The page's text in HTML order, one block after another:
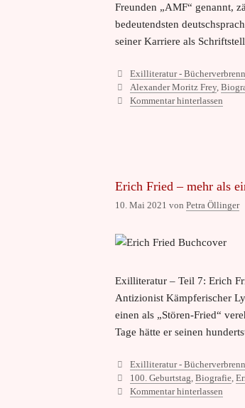
Freunden „AMF“ genannt,
bedeutendsten
seiner Karriere als
Kategorien
Exilliteratur -
Schlagwörter
Alexander Moritz Frey,
Kommentar hinterlassen
Erich Fried – mehr als
10. Mai 2021 von Petra Öllinger
Exilliteratur – Teil 7: Erich
Antizionist Kämpferischer
einen als „Stören-Fried“
Tage hätte er seinen
Kategorien
Exilliteratur -
Schlagwörter
100. Geburtstag, Biografie,
Kommentar hinterlassen